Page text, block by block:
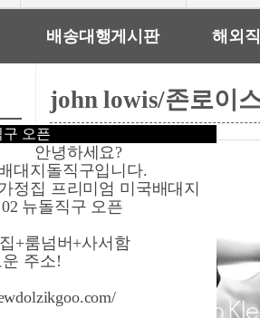
구 오픈
안녕하세요?
대지돌직구입니다.
정집 프리미엄 미국배대지
02 뉴돌직구 오픈
+룸넘버+사서함
주소!
배송대행게시판 해외
john lowis/존로이